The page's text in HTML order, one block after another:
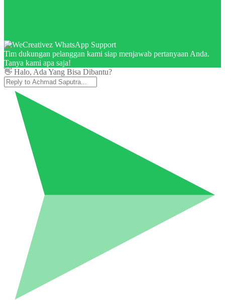
Tim dukungan pelanggan kami siap menjawab pertanyaan Anda.
Tanya kami apa saja!
👋 Halo, Ada Yang Bisa Dibantu?